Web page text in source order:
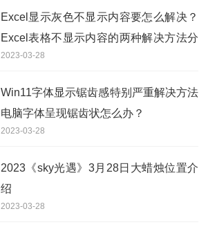
Excel显示灰色不显示内容要怎么解决？
Excel表格不显示内容的两种解决方法分
享
2023-03-28
Win11字体显示锯齿感特别严重解决方法
电脑字体呈现锯齿状怎么办？
2023-03-28
2023《sky光遇》3月28日大蜡烛位置介
绍
2023-03-28